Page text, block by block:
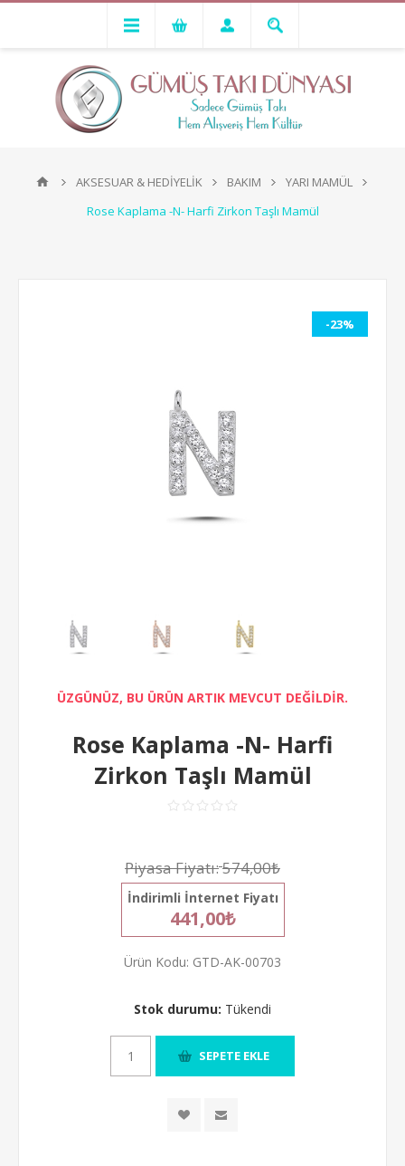
AKSESUAR & HEDİYELİK BAKIM
YARI MAMÜL
Rose Kaplama -N- Harfi Zirkon Taşlı Mamül
-23%
ÜZGÜNÜZ, BU ÜRÜN ARTIK MEVCUT DEĞİLDİR.
Rose Kaplama -N- Harfi
Zirkon Taşlı Mamül
Piyasa Fiyatı:574,00₺
İndirimli İnternet Fiyatı
441,00₺
Ürün Kodu: GTD-AK-00703
Stok durumu: Tükendi